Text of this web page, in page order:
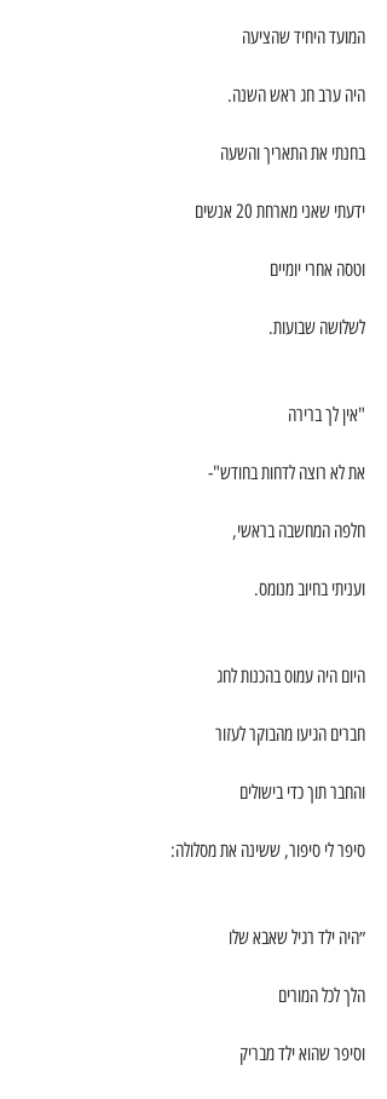
המועד היחיד שהציעה
היה ערב חג ראש השנה.
בחנתי את התאריך והשעה
ידעתי שאני מארחת 20 אנשים
וטסה אחרי יומיים
לשלושה שבועות.
"אין לך ברירה
את לא רוצה לדחות בחודש"-
חלפה המחשבה בראשי,
ועניתי בחיוב מנומס.
היום היה עמוס בהכנות לחג
חברים הגיעו מהבוקר לעזור
והחבר תוך כדי בישולים
סיפר לי סיפור, ששינה את מסלולה:
״היה ילד רגיל שאבא שלו
הלך לכל המורים
וסיפר שהוא ילד מבריק